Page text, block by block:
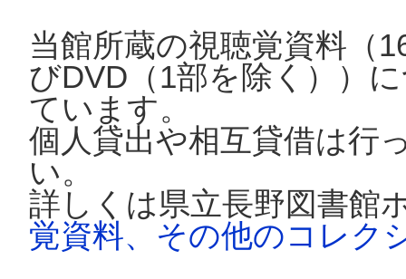
当館所蔵の視聴覚資料（
びDVD（1部を除く））
ています。
個人貸出や相互貸借は行
い。
詳しくは県立長野図書館
覚資料、その他のコレク